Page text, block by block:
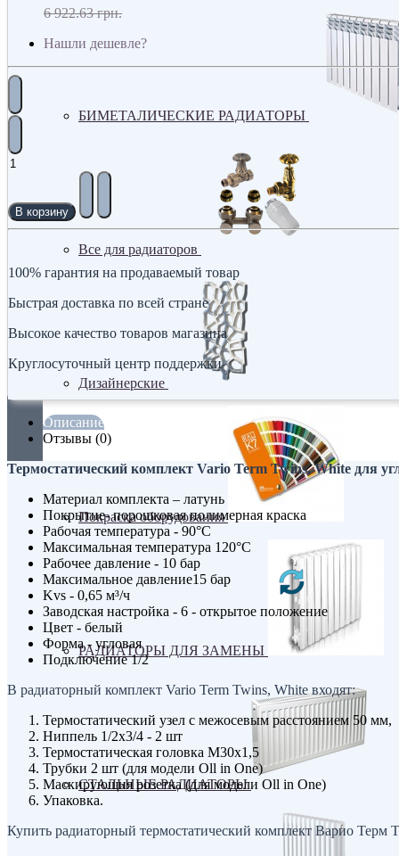
БИМЕТАЛИЧЕСКИЕ РАДИАТОРЫ
Все для радиаторов
Дизайнерские
Покраска оборудования
РАДИАТОРЫ ДЛЯ ЗАМЕНЫ
СТАЛЬНЫЕ РАДИАТОРЫ
6 922.63 грн.
Нашли дешевле?
В корзину
100% гарантия на продаваемый товар
Быстрая доставка по всей стране
Высокое качество товаров магазина
Круглосуточный центр поддержки
Описание
Отзывы (0)
Термостатический комплект Vario Term Twins, White для
Материал комплекта – латунь
Покрытие- порошковая полимерная краска
Рабочая температура - 90°C
Максимальная температура 120°C
Рабочее давление - 10 бар
Максимальное давление15 бар
Kvs - 0,65 м³/ч
Заводская настройка - 6 - открытое положение
Цвет - белый
Форма - угловая
Подключение 1/2
В радиаторный комплект Vario Term Twins, White входят:
Термостатический узел с межосевым расстоянием 50
Ниппель 1/2х3/4 - 2 шт
Термостатическая головка М30х1,5
Трубки 2 шт (для модели Oll in One)
Маскирующия розетка (для модели Oll in One)
Упаковка.
Купить радиаторный термостатический комплект Варио